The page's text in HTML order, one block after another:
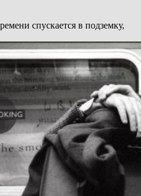
спускается в подземку,